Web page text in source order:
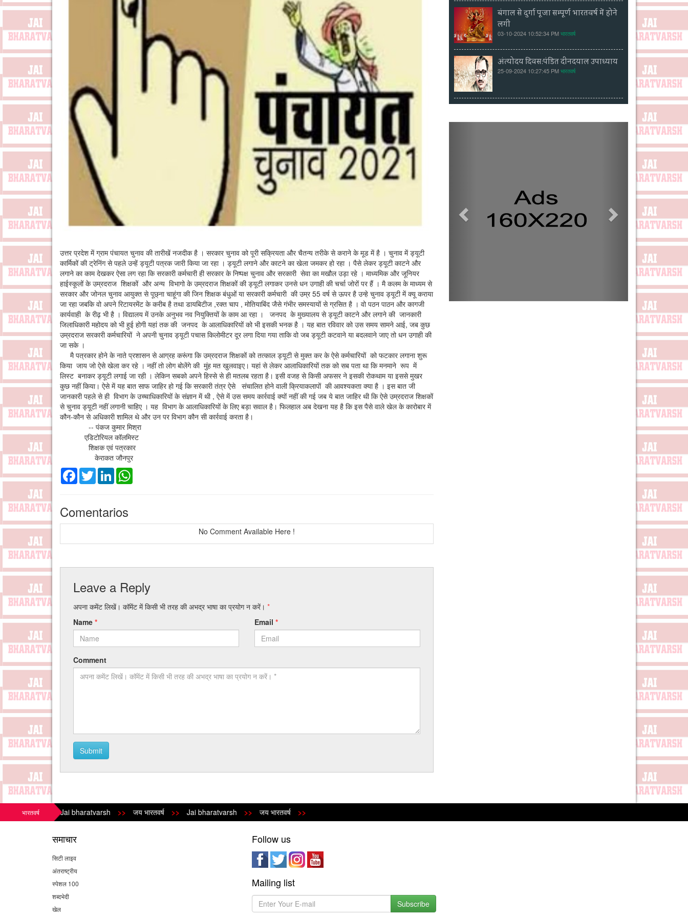
उत्तर प्रदेश में ग्राम पंचायत चुनाव की तारीखें नजदीक है । सरकार चुनाव को पूरी सक्रियता और चैतन्य तरीके से कराने के मूड में है । चुनाव में ड्यूटी
कार्मिकों की ट्रेनिंग से पहले उन्हें ड्यूटी पत्रक जारी किया जा रहा । ड्यूटी लगाने और काटने का खेला जमकर हो रहा । पैसे लेकर ड्यूटी काटने और
लगाने का काम देखकर ऐसा लग रहा कि सरकारी कर्मचारी ही सरकार के निष्पक्ष चुनाव और सरकारी सेवा का मखौल उड़ा रहे । माध्यमिक और जूनियर
हाईस्कूलों के उम्रदराज शिक्षकों और अन्य विभागो के उम्रदराज शिक्षकों की ड्यूटी लगाकर उनसे धन उगाही की चर्चा जोरों पर हैं । मै कलम के माध्यम से
सरकार और जोनल चुनाव आयुक्त से पूछ्ना चाहूंगा की जिन शिक्षक बंधुओं या सरकारी कर्मचारी की उम्र 55 वर्ष से ऊपर है उन्हे चुनाव ड्यूटी में क्यू कराया
जा रहा जबकि वो अपने रिटायरमेंट के करीब है तथा डायबिटीज ,रक्त चाप , मोतियाबिंद जैसे गंभीर समस्यायों से ग्रसित है । वो पठन पाठन और कागजी
कार्यवाही के रीढ़ भी है । विद्यालय में उनके अनुभव नव नियुक्तियों के काम आ रहा । जनपद के मुख्यालय से ड्यूटी काटने और लगाने की जानकारी
जिलाधिकारी महोदय को भी हुई होगी यहां तक की जनपद के आलाधिकारियों को भी इसकी भनक है । यह बात रविवार को उस समय सामने आई, जब कुछ
उम्रदराज सरकारी कर्मचारियों ने अपनी चुनाव ड्यूटी पचास किलोमीटर दूर लगा दिया गया ताकि वो जब ड्यूटी कटवाने या बदलवाने जाए तो धन उगाही की
जा सके ।
मै पत्रकार होने के नाते प्रशासन से आग्रह करूंगा कि उम्रदराज शिक्षकों को तत्काल ड्यूटी से मुक्त कर के ऐसे कर्मचारियों को फटकार लगाना शुरू
किया जाय जो ऐसे खेला कर रहे । नहीं तो लोग बोलेंगे की मुंह मत खुलवाइए। यहां से लेकर आलाधिकारियों तक को सब पता था कि मनमाने रूप में
लिस्ट बनाकर ड्यूटी लगाई जा रही । लेकिन सबको अपने हिस्से से ही मतलब रहता है। इसी वजह से किसी अफसर ने इसकी रोकथाम या इससे मुखर
कुछ नहीं किया। ऐसे में यह बात साफ जाहिर हो गई कि सरकारी तंत्र ऐसे संचालित होने वाली क्रियाकलापों की आवश्यकता क्या है । इस बात जी
जानकारी पहले से ही विभाग के उच्चाधिकारियों के संज्ञान में थी , ऐसे में उस समय कार्रवाई क्यों नहीं की गई जब ये बात जाहिर थी कि ऐसे उम्रदराज शिक्षकों
से चुनाव ड्यूटी नहीं लगानी चाहिए । यह विभाग के आलाधिकारियों के लिए बड़ा सवाल है। फिलहाल अब देखना यह है कि इस पैसे वाले खेल के कारोबार में
कौन-कौन से अधिकारी शामिल थे और उन पर विभाग कौन सी कार्रवाई करता है।
-- पंकज कुमार मिश्रा
एडिटोरियल कॉलमिस्ट
शिक्षक एवं पत्रकार
केराकत जौनपुर
Facebook
TwitterLinkedIn
Comentarios
No Comment Available Here !
Leave a Reply
अपना कमेंट लिखें। कॉमेंट में किसी भी तरह की अभद्र भाषा का प्रयोग न करें। *
Name * Email *
Comment
Submit
बंगाल से दुर्गा पूजा सम्पूर्ण भारतवर्ष में होने
लगी
03-10-2024 10:52:34 PMभारतवर्ष
अंत्योदय दिवस:पंडित दीनदयाल उपाध्याय
25-09-2024 10:27:45 PMभारतवर्ष
भारतवर्षJai bharatvarsh >> जय भारतवर्ष >> Jai bharatvarsh >> जय भारतवर्ष >>
समाचार
सिटी लाइव
अंतराष्ट्रीय
स्पेशल 100
शब्दभेदी
खेल
Follow us
Mailing list
Subscribe